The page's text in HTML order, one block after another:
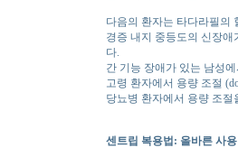
다음의 환자는 타다라필의
경증 내지 중등도의 신장
다.
간 기능 장애가 있는 남성
고령 환자에서 용량 조절
당뇨병 환자에서 용량 조절
센트립 복용법: 올바른 사